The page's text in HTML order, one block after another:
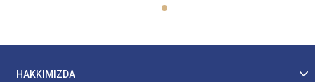
HAKKIMIZDA